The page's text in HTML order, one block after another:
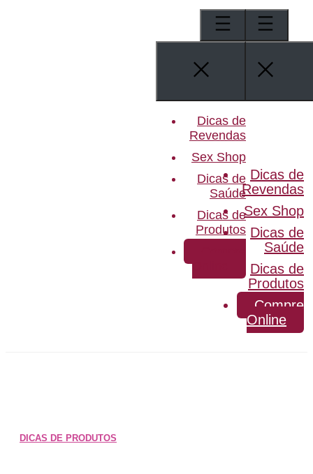
Dicas de
Revendas
Sex Shop
Dicas de
Saúde
Dicas de
Produtos
Compre
Online
Dicas de
Revendas
Sex Shop
Dicas de
Saúde
Dicas de
Produtos
DICAS DE PRODUTOS